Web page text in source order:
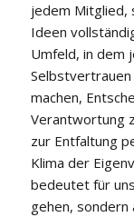
jedem Mitglied,
Ideen
Umfeld, in dem
machen,
Verantwortung
zur Entfaltung
Klima der
bedeutet für
gehen, sondern